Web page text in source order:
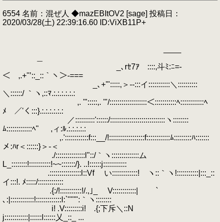
6554 名前：混ぜ人 ◆mazEBItOV2 [sage] 投稿日：
2020/03/28(土) 22:39:16.60 ID:ViXB11P+
_､rｾ7ｱ￣::::,斗ﾐ:ﾆ=-
＜ ,.+''’::_::｀ヽ＞‐===
_､+'":::::,＞‐-:::イ:::::::::::＼::::::::::
＼::::::/ ｀ヽ,::ﾏ.:.:.:.:.:.:
,. '":::::,. '"/:::::::::::::::::::＜:::::::::::ﾍ::::::::::::ﾍ
ﾒ ／'く:::}.:.:.:.:.:.:
／::::::::::'::::::/::::::::::::::::::::::::::::ヽ::::::::
ﾑ:::::::::::::ﾍ" ,ィ:ﾙ.:.:.:.:.:
,.'::::::::::::f:::__/!::::::::::::::::::f::::::::::::ﾑ:::::::::ﾊ:::::::
メ:ﾊr＜::::::}＞‐＜
./:::::::::::::::l"::/｀ヽ::::::::::::::ム
L_::::::::!:::::::::::!~~:::::::/}. ..!::::::j::::::::::::
.::::::::::::::::l::Vf い:::::::::::::! ヽ::｀ヽ!:::::::::::|:::_::
イ:::!. ﾒ:::::/:::::::::::::
.{:/!:::::::::::!/.,｣_ V::::::::::::| `
､:|::::::::::::!:::::::::::::l:`'''''":｀ヽ::::::::
i! .V:::::::::i! .{;下斥＼::N
j::::::::::::|::::::l::::::乂_::_ ...